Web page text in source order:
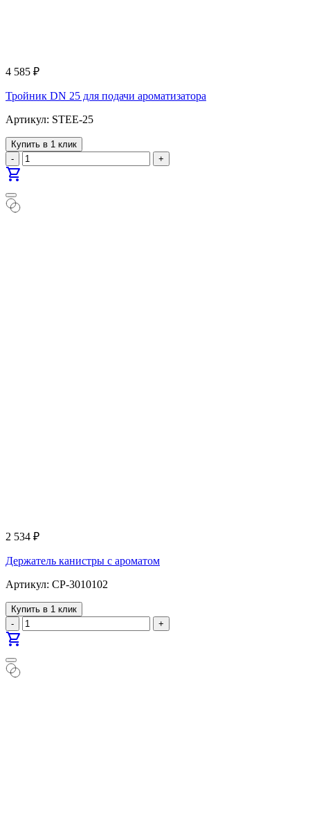
4 585 ₽
Тройник DN 25 для подачи ароматизатора
Артикул: STEE-25
Купить в 1 клик
-
+
shopping_cart
2 534 ₽
Держатель канистры с ароматом
Артикул: CP-3010102
Купить в 1 клик
-
+
shopping_cart